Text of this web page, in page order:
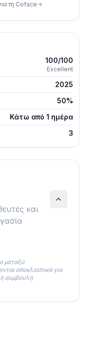
τη Coface
100/100
Excellent
2025
50%
Κάτω από 1 ημέρα
3
και
μεταξύ
αποκλειστικά για
συμβουλή